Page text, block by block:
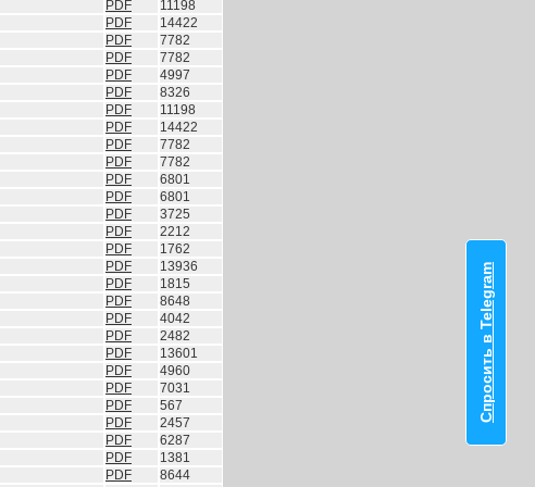
PDF
11198
PDF
14422
PDF
7782
PDF
7782
PDF
4997
PDF
8326
PDF
11198
PDF
14422
PDF
7782
PDF
7782
PDF
6801
PDF
6801
PDF
3725
PDF
2212
PDF
1762
PDF
13936
PDF
1815
PDF
8648
PDF
4042
PDF
2482
PDF
13601
PDF
4960
PDF
7031
PDF
567
PDF
2457
PDF
6287
PDF
1381
PDF
8644
Спросить в Telegram